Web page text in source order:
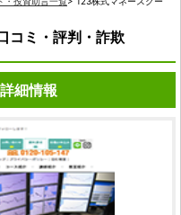
コミ・評判・詐欺
細情報